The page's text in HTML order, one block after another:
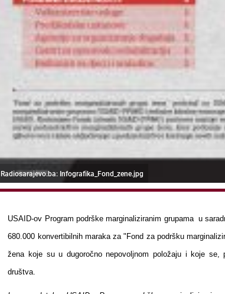
Radiosarajevo.ba: Infografika_Fond_zene.jpg
USAID-ov Program podrške marginaliziranim grupama u
680.000 konvertibilnih maraka za "Fond za podršku
žena koje su u dugoročno nepovoljnom položaju i koje se,
društva.